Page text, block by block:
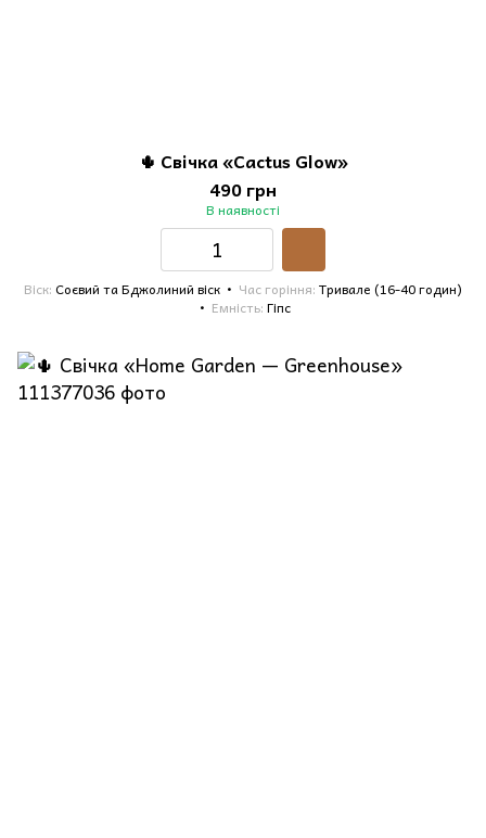
🌵 Свічка «Cactus Glow»
490 грн
В наявності
Віск Соєвий та Бджолиний віск Час горіння Тривале (16-40 годин)
Емність Гіпс